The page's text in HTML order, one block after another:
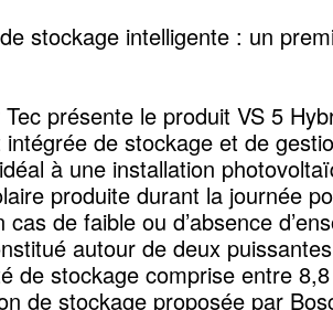
stockage intelligente : un
présente le produit VS 5
intégrée de stockage et de
à une installation
produite durant la journée
cas de faible ou d’absence
autour de deux
de stockage comprise entre
de stockage proposée par